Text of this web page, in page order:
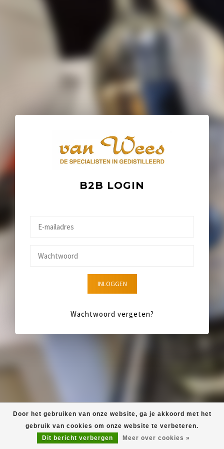
B2B LOGIN
INLOGGEN
Wachtwoord vergeten?
Door het gebruiken van onze website, ga je akkoord met het
gebruik van cookies om onze website te verbeteren.
Dit bericht verbergen
Meer over cookies »